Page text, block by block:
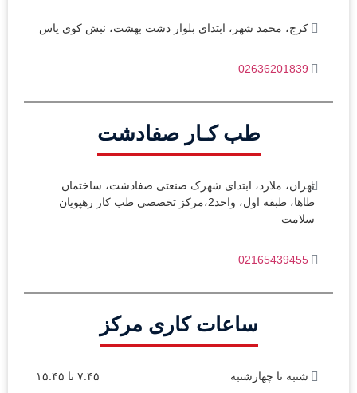
کرج، محمد شهر، ابتدای بلوار دشت بهشت، نبش کوی یاس
02636201839
طب کـار صفادشت
تهران، ملارد، ابتدای شهرک صنعتی صفادشت، ساختمان
طاها، طبقه اول، واحد2،مرکز تخصصی طب کار رهپویان
سلامت
02165439455
ساعات کاری مرکز
شنبه تا چهارشنبه ۷:۴۵ تا ۱۵:۴۵